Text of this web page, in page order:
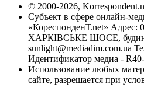
© 2000-2026,
Субъект в сфере онлайн-
«КореспонденТ.net» Адрес:
ХАРКІВСЬКЕ ШОСЕ,
sunlight@mediadim.com.ua
Идентификатор медиа -
Использование любых
сайте, разрешается при